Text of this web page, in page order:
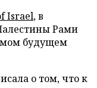
Israel, в
Рами
будущем
о том, что к